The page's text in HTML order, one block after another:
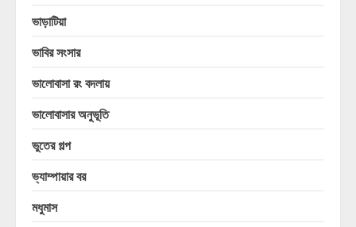
ভাড়াটিয়া
ভাবির সংসার
ভালোবাসা রং বদলায়
ভালোবাসার অনুভূতি
ভুতের গল্প
ভ্যাম্পায়ার বর
মধুমাস